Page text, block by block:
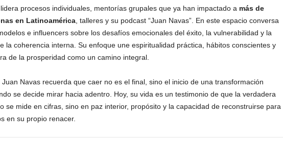
procesos individuales, mentorías grupales que ya han impactado a más de
en Latinoamérica, talleres y su podcast “Juan Navas”. En este espacio conversa
e influencers sobre los desafíos emocionales del éxito, la vulnerabilidad y la
la coherencia interna. Su enfoque une espiritualidad práctica, hábitos conscientes y
de la prosperidad como un camino integral.
Juan Navas recuerda que caer no es el final, sino el inicio de una transformación
se decide mirar hacia adentro. Hoy, su vida es un testimonio de que la verdadera
se mide en cifras, sino en paz interior, propósito y la capacidad de reconstruirse para
en su propio renacer.